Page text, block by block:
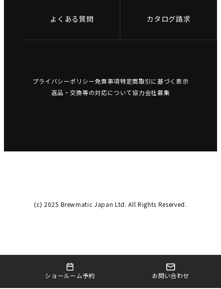
ショールーム予約 お問い合わせ
よくある質問 カタログ請求
プライバシーポリシー免責事項特定商取引に基づく表示
返品・交換等の対応について協力会社募集
(c) 2025 Brewmatic Japan Ltd. All Rights Reserved.